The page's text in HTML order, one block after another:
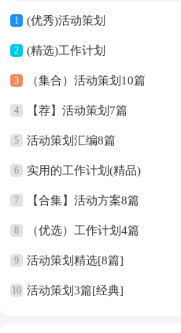
1 (优秀)活动策划
2 (精选)工作计划
3 （集合）活动策划10篇
4 【荐】活动策划7篇
5 活动策划汇编8篇
6 实用的工作计划(精品)
7 【合集】活动方案8篇
8 （优选）工作计划4篇
9 活动策划精选[8篇]
10 活动策划3篇[经典]